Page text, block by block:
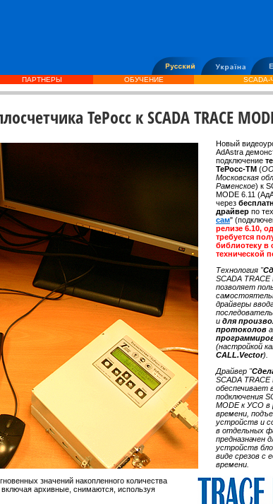
ПАРТНЕРЫ ОБУЧЕНИЕ
TePocc к SCADA TRACE
Новый
AdAstra
подключение
ТеРосс-ТМ (
Московская
Раменское) к
MODE 6.11
через
драйвер по
сам"
релизе 6.10,
требуется
библиотеку в
технической
Технология "
SCADA TRACE
позволяет
драйверы
и для
протоколов
(настройкой
CALL.Vector).
Драйвер "
SCADA TRACE
обеспечивает
подключения
MODE к УСО в
времени,
устройств и
в отдельных
предназначен
устройств
виде срезов с
времени.
значений накопленного количества
архивные, снимаются, используя